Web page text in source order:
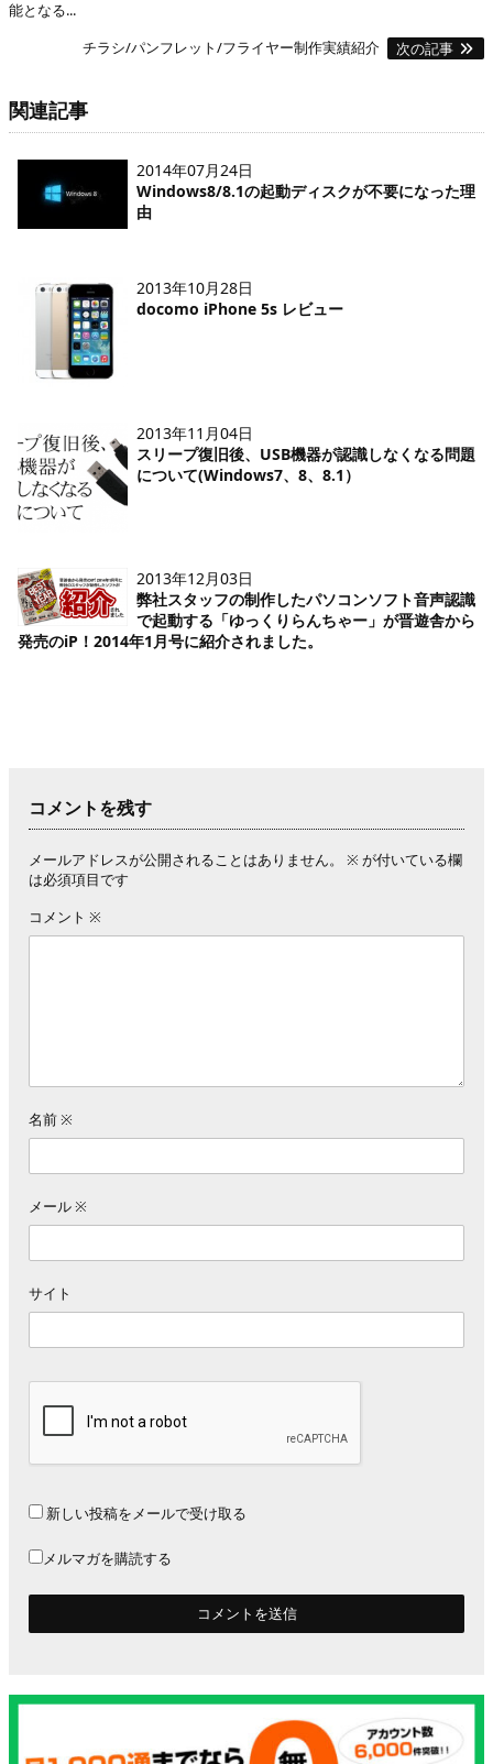
能となる...
チラシ/パンフレット/フライヤー制作実績紹介
次の記事
関連記事
2014年07月24日
Windows8/8.1の起動ディスクが不要になった理
由
2013年10月28日
docomo iPhone 5s レビュー
2013年11月04日
スリープ復旧後、USB機器が認識しなくなる問題
について(Windows7、8、8.1）
2013年12月03日
弊社スタッフの制作したパソコンソフト音声認識
で起動する「ゆっくりらんちゃー」が晋遊舎から
発売のiP！2014年1月号に紹介されました。
コメントを残す
メールアドレスが公開されることはありません。 ※ が付いている欄
は必須項目です
コメント ※
名前※
メール※
サイト
新しい投稿をメールで受け取る
メルマガを購読する